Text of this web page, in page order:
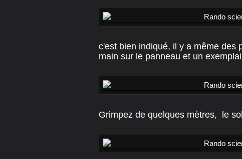
c'est bien indiqué, il y a même des
main sur le panneau et un
Grimpez de quelques mètres, le